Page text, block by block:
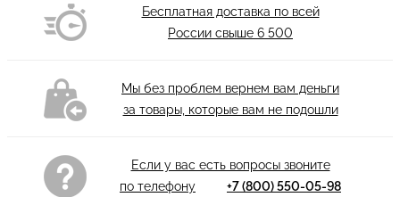
Деликатная стирка при 30 градусах
Бесплатная доставка по всей
России свыше 6 500
Мы без проблем вернем вам деньги
за товары, которые вам не подошли
Если у вас есть вопросы звоните
по телефону
+7 (800) 550-05-98